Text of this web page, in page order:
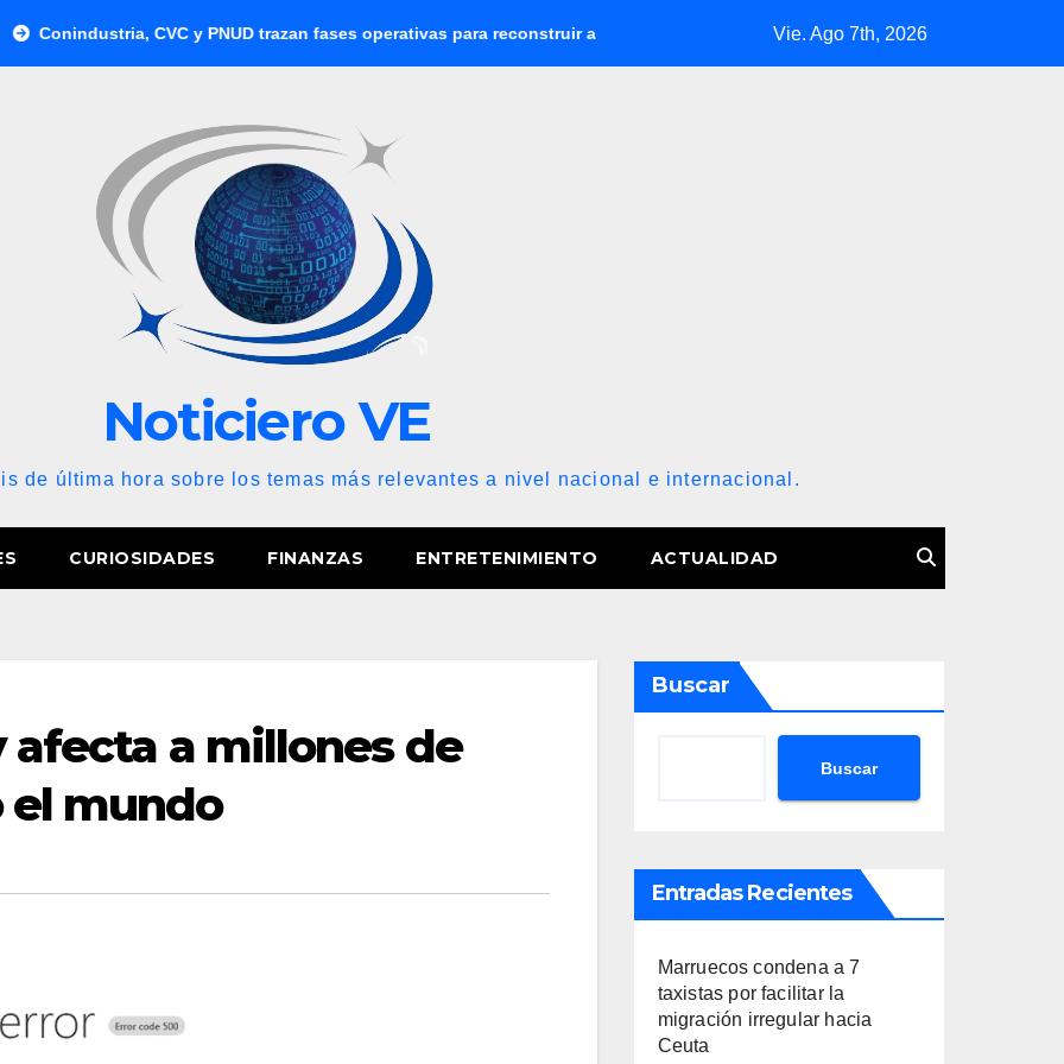
CVC y PNUD trazan fases operativas para reconstruir a Venezuela IBC subió 146,58% hasta julio y la capitalización
Vie. Ago 7th, 2026
Noticiero VE
de última hora sobre los temas más relevantes a nivel nacional e internacional.
CURIOSIDADES FINANZAS ENTRETENIMIENTO ACTUALIDAD
a millones de
el mundo
Buscar
Buscar
Entradas Recientes
Marruecos condena a 7
taxistas por facilitar la
migración irregular hacia
Ceuta